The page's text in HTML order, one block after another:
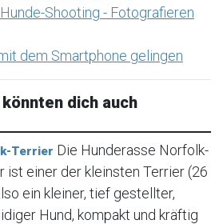
Shooting - Fotografieren
dem Smartphone gelingen
dich auch
Terrier Die Hunderasse Norfolk-
ist einer der kleinsten Terrier (26
ein kleiner, tief gestellter,
Hund, kompakt und kräftig